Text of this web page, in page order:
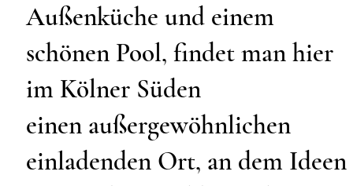
Außenküche und einem
schönen Pool, findet man hier
im Kölner Süden
einen außergewöhnlichen
einladenden Ort, an dem Ideen